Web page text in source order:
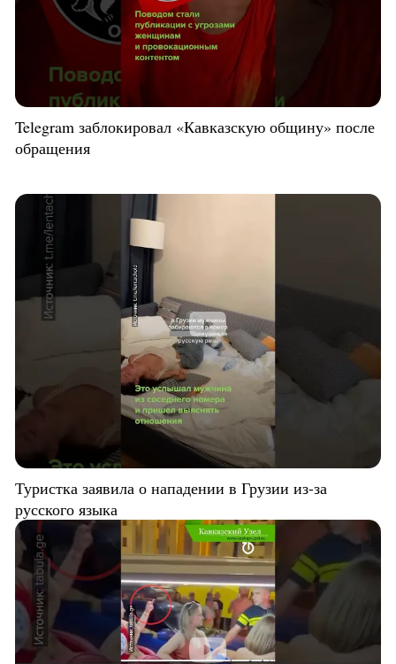
Telegram заблокировал «Кавказскую общину» после
обращения
Туристка заявила о нападении в Грузии из-за
русского языка